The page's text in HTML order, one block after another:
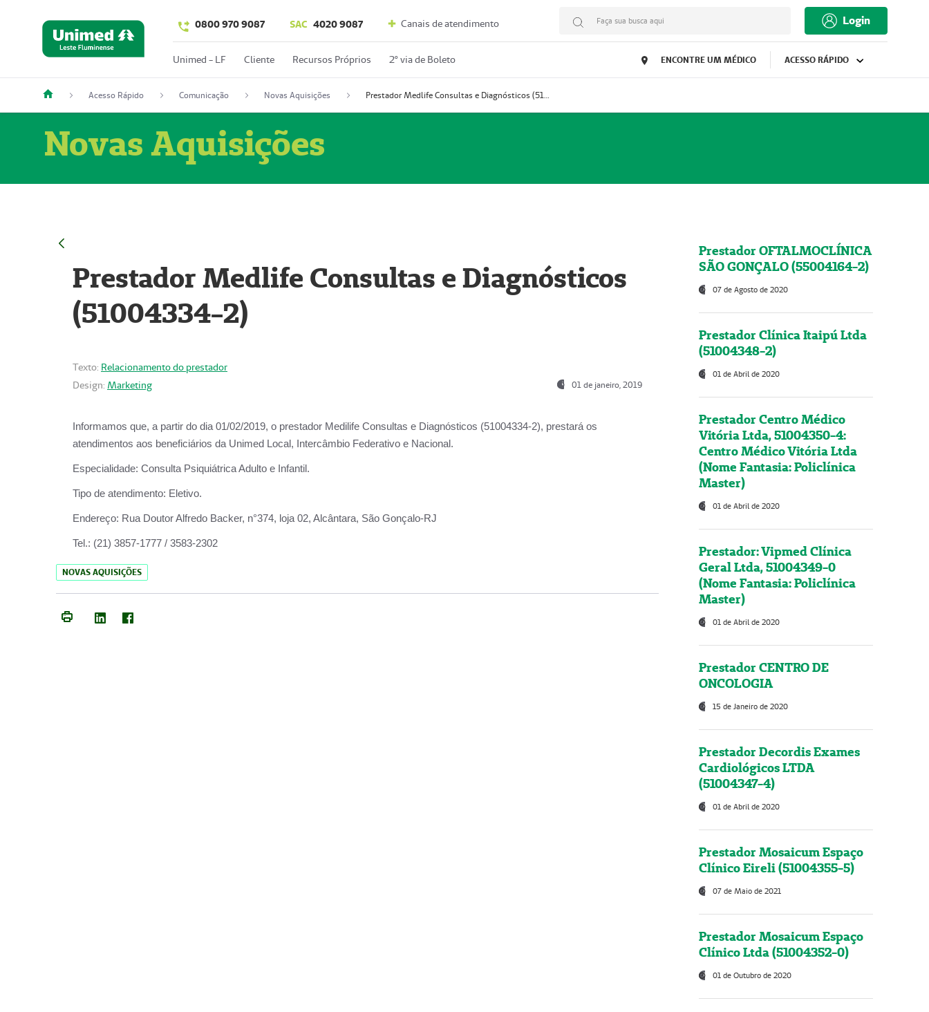
0800 970 9087 SAC 4020 9087 Canais de atendimento Faça sua busca aqui Login
Unimed - LF Cliente Recursos Próprios 2º via de Boleto ENCONTRE UM MÉDICO ACESSO RÁPIDO
Acesso Rápido Comunicação Novas Aquisições Prestador Medlife Consultas e Diagnósticos (51004334-2)
Novas Aquisições
Prestador Medlife Consultas e Diagnósticos
(51004334-2)
Texto: Relacionamento do prestador
Design: Marketing 01 de janeiro, 2019
Informamos que, a partir do dia 01/02/2019, o prestador Medilife Consultas e Diagnósticos (51004334-2), prestará os
atendimentos aos beneficiários da Unimed Local, Intercâmbio Federativo e Nacional.
Especialidade: Consulta Psiquiátrica Adulto e Infantil.
Tipo de atendimento: Eletivo.
Endereço: Rua Doutor Alfredo Backer, n°374, loja 02, Alcântara, São Gonçalo-RJ
Tel.: (21) 3857-1777 / 3583-2302
NOVAS AQUISIÇÕES
Prestador OFTALMOCLÍNICA
SÃO GONÇALO (55004164-2)
07 de Agosto de 2020
Prestador Clínica Itaipú Ltda
(51004348-2)
01 de Abril de 2020
Prestador Centro Médico
Vitória Ltda, 51004350-4:
Centro Médico Vitória Ltda
(Nome Fantasia: Policlínica
Master)
01 de Abril de 2020
Prestador: Vipmed Clínica
Geral Ltda, 51004349-0
(Nome Fantasia: Policlínica
Master)
01 de Abril de 2020
Prestador CENTRO DE
ONCOLOGIA
15 de Janeiro de 2020
Prestador Decordis Exames
Cardiológicos LTDA
(51004347-4)
01 de Abril de 2020
Prestador Mosaicum Espaço
Clínico Eireli (51004355-5)
07 de Maio de 2021
Prestador Mosaicum Espaço
Clínico Ltda (51004352-0)
01 de Outubro de 2020